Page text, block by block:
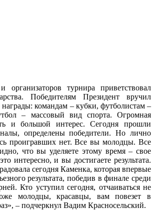
организаторов турнира приветствовал
Победителям Президент вручил
командам – кубки, футболистам –
– массовый вид спорта. Огромная
и большой интерес. Сегодня прошли
определены победители. Но лично
проигравших нет. Все вы молодцы. Все
что вы уделяете этому время – свое
интересно, и вы достигаете результата.
сегодня Каменка, которая впервые
результата, победив в финале среди
Кто уступил сегодня, отчаиваться не
молодцы, красавцы, вам повезет в
– подчеркнул Вадим Красносельский.